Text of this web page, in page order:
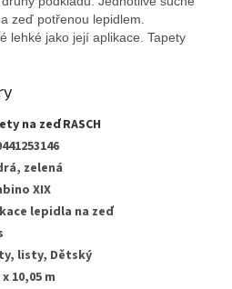
zeď potřenou lepidlem.
lehké jako její aplikace. Tapety
na zeď RASCH
zelená
XIX
lepidla na zeď
listy, Dětský
10,05 m